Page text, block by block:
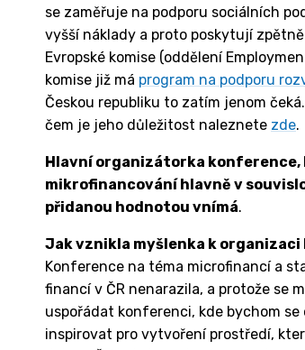
se zaměřuje na podporu sociálních
vyšší náklady a proto poskytují
Evropské komise (oddělení
komise již má program na podporu
Českou republiku to zatím jenom
čem je jeho důležitost naleznete zde.
Hlavní organizátorka konference,
mikrofinancování hlavně v
přidanou hodnotou vnímá.
Jak vznikla myšlenka k organizaci
Konference na téma microfinancí a
financí v ČR nenarazila, a protože se
uspořádat konferenci, kde bychom
inspirovat pro vytvoření prostředí,